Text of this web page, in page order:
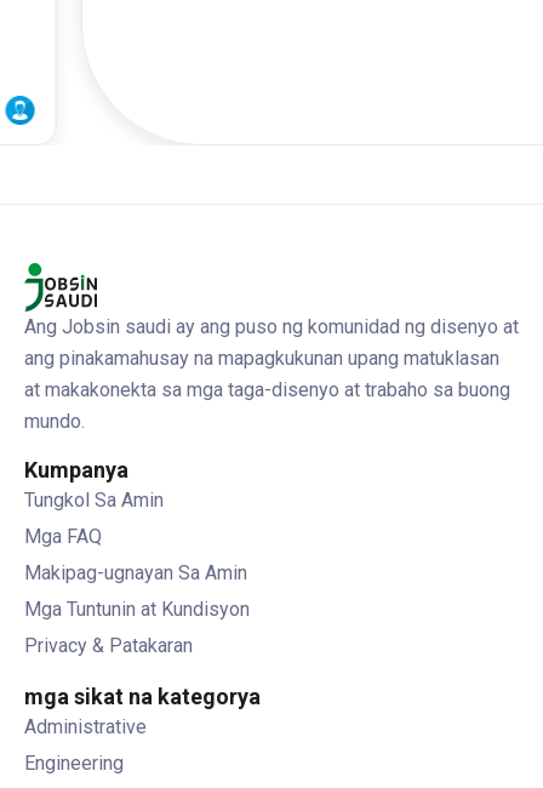
Ang Jobsin saudi ay ang puso ng komunidad ng disenyo at
ang pinakamahusay na mapagkukunan upang matuklasan
at makakonekta sa mga taga-disenyo at trabaho sa buong
mundo.
Kumpanya
Tungkol Sa Amin
Mga FAQ
Makipag-ugnayan Sa Amin
Mga Tuntunin at Kundisyon
Privacy & Patakaran
mga sikat na kategorya
Administrative
Engineering